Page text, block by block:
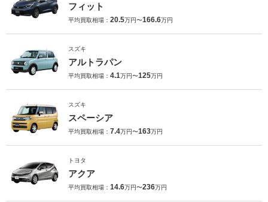
フィット
平均買取相場： 20.5万円〜166.6万円
スズキ
アルトラパン
平均買取相場： 4.1万円〜125万円
スズキ
スペーシア
平均買取相場： 7.4万円〜163万円
トヨタ
アクア
平均買取相場： 14.6万円〜236万円